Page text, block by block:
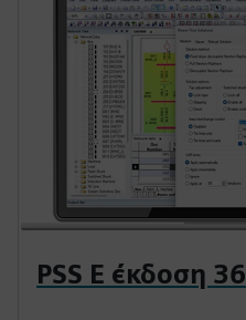
PSS E έκδοση 36